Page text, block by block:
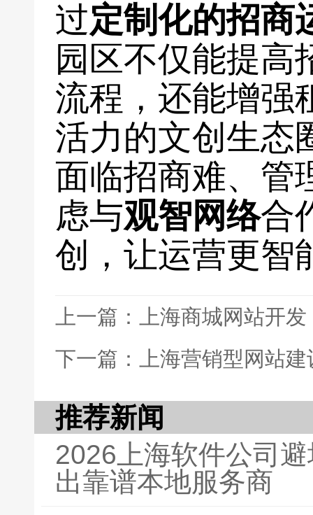
过定制化的招商
园区不仅能提高
流程，还能增强
活力的文创生态
面临招商难、管
虑与观智网络合
创，让运营更智
上一篇：上海商城网站开
下一篇：上海营销型网站
推荐新闻
2026上海软件公司
出靠谱本地服务商